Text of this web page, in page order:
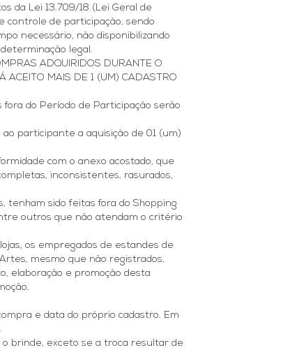
da Lei 13.709/18 (Lei Geral de
controle de participação, sendo
necessário, não disponibilizando
legal.
ADQUIRIDOS DURANTE O
ACEITO MAIS DE 1 (UM) CADASTRO
do Período de Participação serão
participante a aquisição de 01 (um)
com o anexo acostado, que
inconsistentes, rasurados,
tenham sido feitas fora do Shopping
outros que não atendam o critério
os empregados de estandes de
mesmo que não registrados,
elaboração e promoção desta
e data do próprio cadastro. Em
brinde, exceto se a troca resultar de